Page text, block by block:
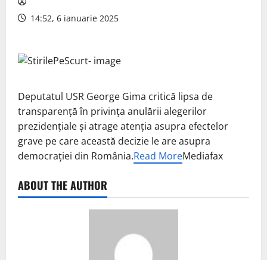
14:52, 6 ianuarie 2025
Deputatul USR George Gima critică lipsa de
transparenţă în privinţa anulării alegerilor
prezidenţiale şi atrage atenţia asupra efectelor
grave pe care această decizie le are asupra
democraţiei din România.Read MoreMediafax
ABOUT THE AUTHOR